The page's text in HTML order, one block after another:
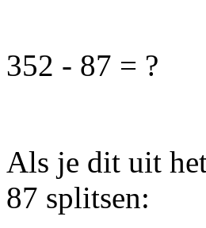
352 - 87 = ?
Als je dit uit
87 splitsen: